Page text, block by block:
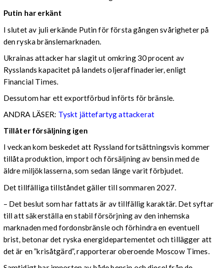
Putin har erkänt
I slutet av juli erkände Putin för första gången svårigheter på
den ryska bränslemarknaden.
Ukrainas attacker har slagit ut omkring 30 procent av
Rysslands kapacitet på landets oljeraffinaderier, enligt
Financial Times.
Dessutom har ett exportförbud införts för bränsle.
ANDRA LÄSER: Tyskt jättefartyg attackerat
Tillåter försäljning igen
I veckan kom beskedet att Ryssland fortsättningsvis kommer
tillåta produktion, import och försäljning av bensin med de
äldre miljöklasserna, som sedan länge varit förbjudet.
Det tillfälliga tillståndet gäller till sommaren 2027.
– Det beslut som har fattats är av tillfällig karaktär. Det syftar
till att säkerställa en stabil försörjning av den inhemska
marknaden med fordonsbränsle och förhindra en eventuell
brist, betonar det ryska energidepartementet och tillägger att
det är en ”krisåtgärd”, rapporterar oberoende Moscow Times.